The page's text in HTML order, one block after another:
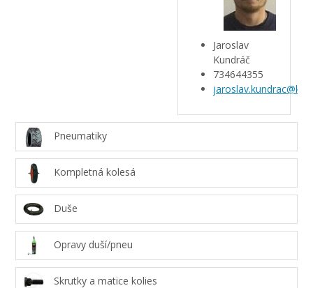
Jaroslav
Kundráč
734644355
Pneumatiky
Kompletná kolesá
Duše
Opravy duší/pneu
Skrutky a matice kolies